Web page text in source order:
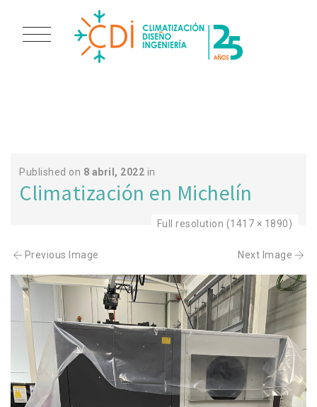
Published on 8 abril, 2022 in
Climatización en Michelín
Full resolution (1417 × 1890)
Previous Image Next Image